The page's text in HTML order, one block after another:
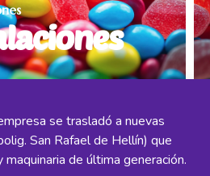
se trasladó a nuevas
San Rafael de Hellín) que
de última generación.